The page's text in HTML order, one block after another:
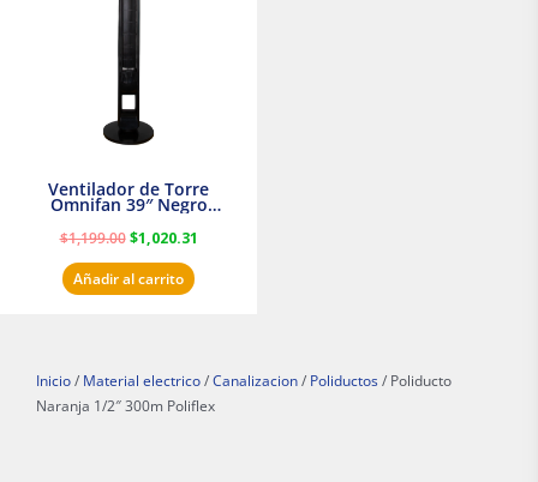
Ventilador de Torre
Omnifan 39″ Negro
$1,199.00 $1,020.31
Añadir al carrito
Inicio / Material electrico / Canalizacion / Poliductos / Poliducto
Naranja 1/2″ 300m Poliflex